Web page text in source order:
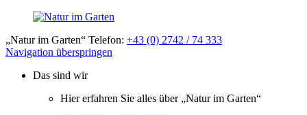
„Natur im Garten“ Telefon: +43 (0) 2742 / 74 333
Navigation überspringen
Das sind wir
Hier erfahren Sie alles über „Natur im Garten“